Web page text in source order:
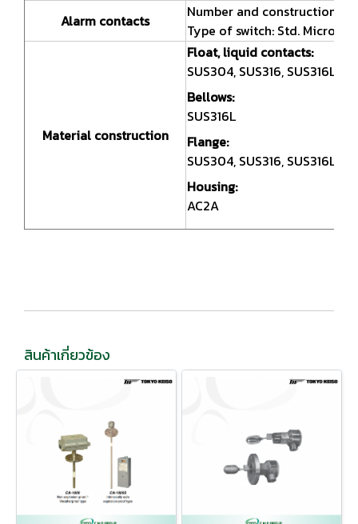
Alarm contacts
Number and construction:
Type of switch: Std.
Material construction
Float, liquid contacts:
SUS304, SUS316, SUS316L
Bellows:
SUS316L
Flange:
SUS304, SUS316, SUS316L
Housing:
AC2A
สินค้าเกี่ยวข้อง